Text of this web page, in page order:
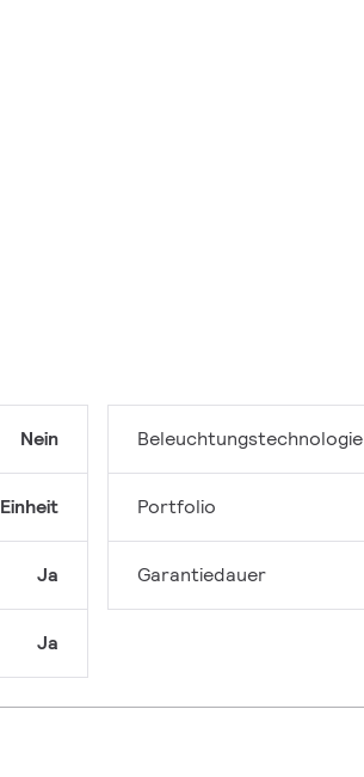
Nein
Einheit
Ja
Ja
Beleuchtungstechnologie
Portfolio
Garantiedauer